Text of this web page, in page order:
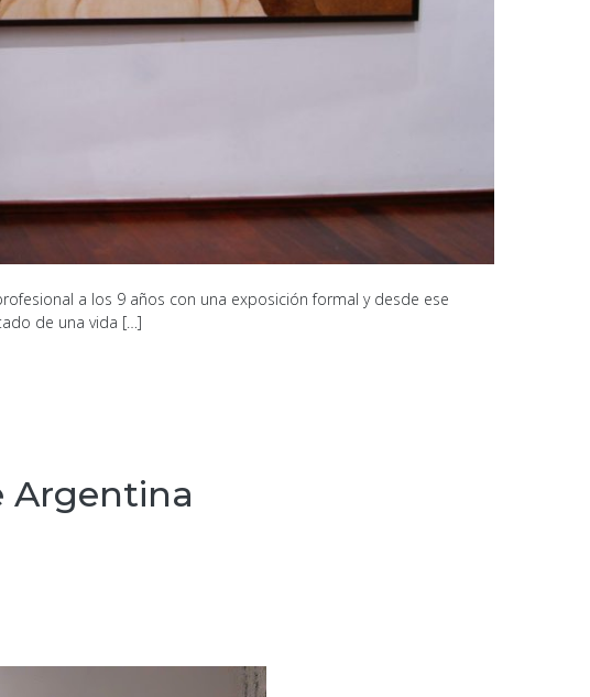
a los 9 años con una exposición formal y desde ese
de una vida […]
Argentina